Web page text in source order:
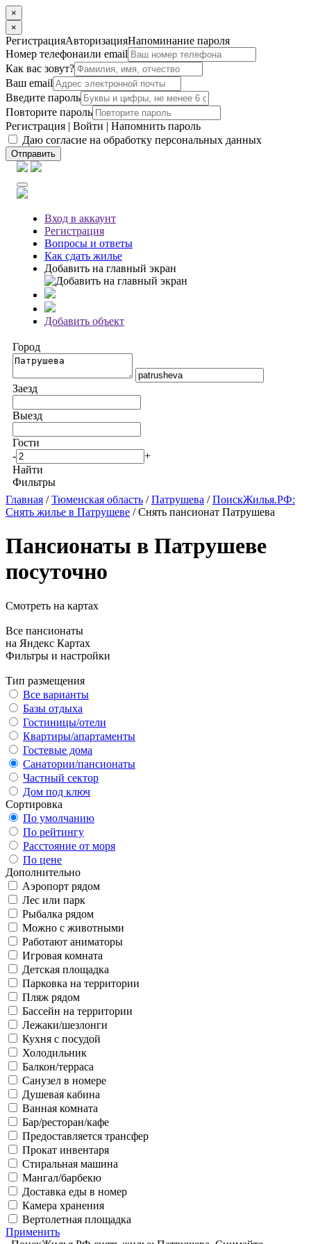
×
×
РегистрацияАвторизацияНапоминание пароля
Номер телефонаили email
Как вас зовут?
Ваш email
Введите пароль
Повторите пароль
Регистрация | Войти | Напомнить пароль
Даю согласие на обработку персональных данных
Отправить
Вход в аккаунт
Регистрация
Вопросы и ответы
Как сдать жилье
Добавить на главный экран
Добавить объект
Город
Заезд
Выезд
Гости
-
+
Найти
Фильтры
Главная /Тюменская область /Патрушева /ПоискЖилья.РФ:
Снять жилье в Патрушеве / Снять пансионат Патрушева
Пансионаты в Патрушеве
посуточно
Смотреть на картах
Все пансионаты
на Яндекс Картах
Фильтры и настройки
Тип размещения
Все варианты
Базы отдыха
Гостиницы/отели
Квартиры/апартаменты
Гостевые дома
Санатории/пансионаты
Частный сектор
Дом под ключ
Сортировка
По умолчанию
По рейтингу
Расстояние от моря
По цене
Дополнительно
Аэропорт рядом
Лес или парк
Рыбалка рядом
Можно с животными
Работают аниматоры
Игровая комната
Детская площадка
Парковка на территории
Пляж рядом
Бассейн на территории
Лежаки/шезлонги
Кухня с посудой
Холодильник
Балкон/терраса
Санузел в номере
Душевая кабина
Ванная комната
Бар/ресторан/кафе
Предоставляется трансфер
Прокат инвентаря
Стиральная машина
Мангал/барбекю
Доставка еды в номер
Камера хранения
Вертолетная площадка
Применить